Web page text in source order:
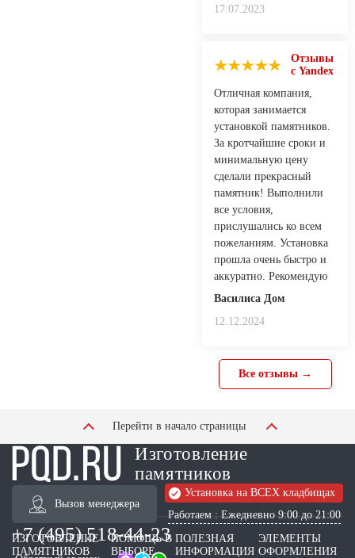
17.07.2023
Отзывы
с Yandex
Отличная компания,
которая занимается
установкой памятников.
За кротчайшие сроки и
минимальную цену
сделали прекрасный
памятник! Выполнили
все условия,
прислушались ко всем
пожеланиям. Установка
прошла очень быстро и
аккуратно. Рекомендую
Василиса Дом
12.12.2024
Все отзывы →
Перейти в начало страницы
Изготовление
памятников
Вызов менеджера
Установка на ВСЕХ кладбищах
Работаем : Ежедневно 9:00 до 21:00
+7 (495) 518-44-23
ИЗГОТОВЛЕНИЕ
ПАМЯТНИКОВ
ПОМОЩЬ В
ВЫБОРЕ
ПОЛЕЗНАЯ
ИНФОРМАЦИЯ
ЭЛЕМЕНТЫ
ОФОРМЛЕНИЯ